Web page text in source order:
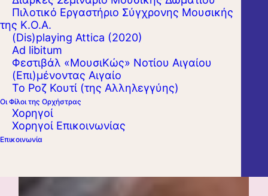
Πιλοτικό Εργαστήριο Σύγχρονης Μουσικής
της Κ.Ο.Α.
(Dis)playing Attica (2020)
Ad libitum
Φεστιβάλ «ΜουσιΚώς» Νοτίου Αιγαίου
(Επι)μένοντας Αιγαίο
Το Ροζ Κουτί (της Αλληλεγγύης)
Οι Φίλοι της Ορχήστρας
Χορηγοί
Χορηγοί Επικοινωνίας
Επικοινωνία